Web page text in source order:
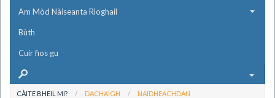
Am Mòd Nàiseanta Rìoghail
Bùth
Cuir fios gu
CÀITE BHEIL MI? DACHAIGH
NAIDHEACHDAN